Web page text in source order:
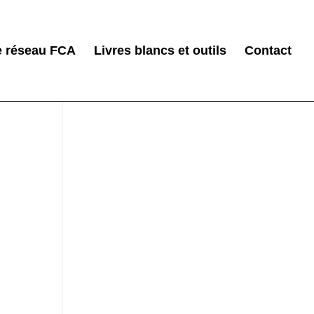
réseau FCA Livres blancs et outils Contact